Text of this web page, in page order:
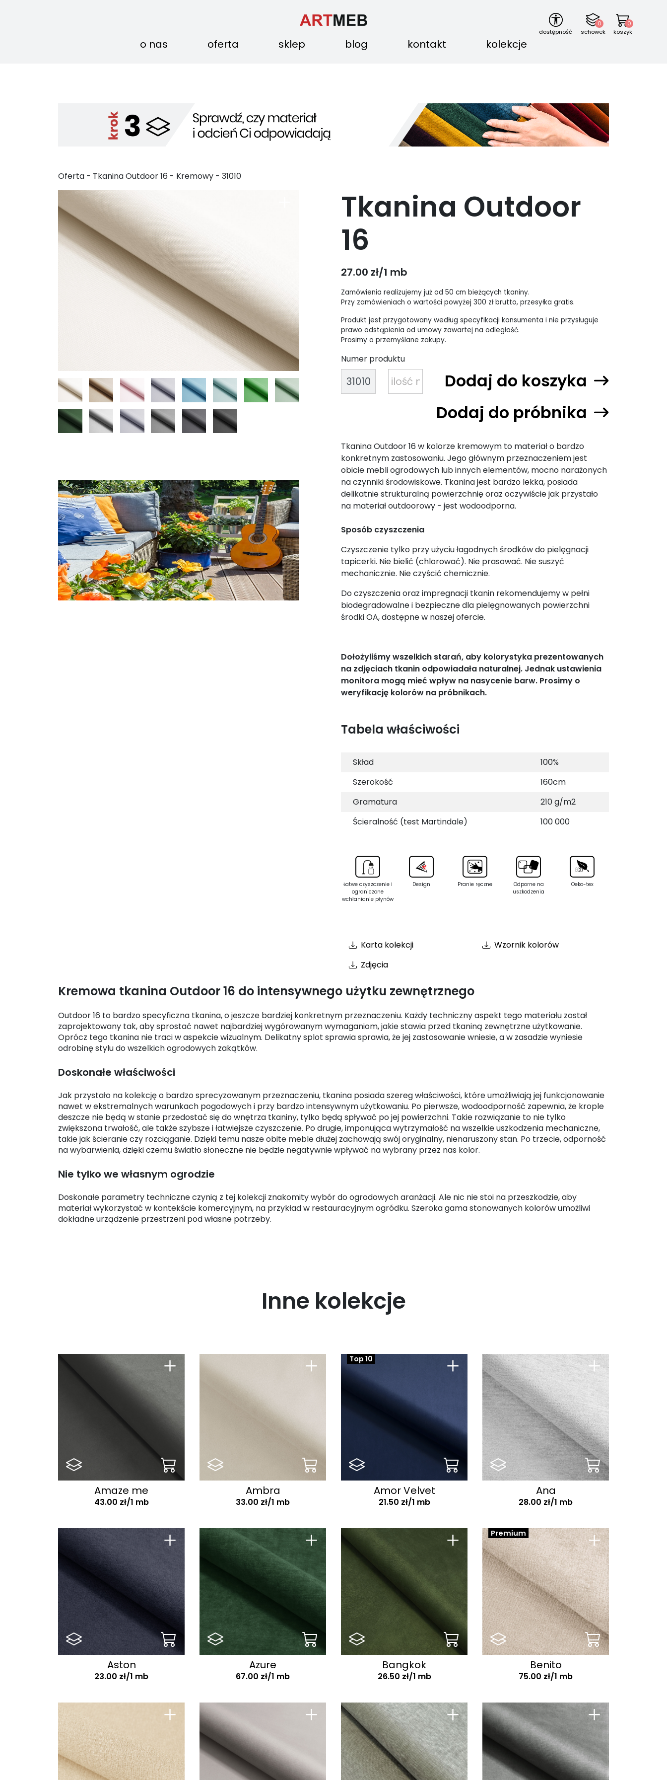
dostępność
0
schowek
0
koszyk
o nas oferta sklep blog kontakt kolekcje
Oferta - Tkanina Outdoor16 - Kremowy - 31010
Tkanina Outdoor
16
27.00 zł/1 mb
Zamówienia realizujemy już od 50 cm bieżących tkaniny.
Przy zamówieniach o wartości powyżej 300 zł brutto, przesyłka gratis.
Produkt jest przygotowany według specyfikacji konsumenta i nie przysługuje
prawo odstąpienia od umowy zawartej na odległość.
Prosimy o przemyślane zakupy.
Numer produktu
Dodaj do koszyka
Dodaj do próbnika
Tkanina Outdoor 16 w kolorze kremowym to materiał o bardzo
konkretnym zastosowaniu. Jego głównym przeznaczeniem jest
obicie mebli ogrodowych lub innych elementów, mocno narażonych
na czynniki środowiskowe. Tkanina jest bardzo lekka, posiada
delikatnie strukturalną powierzchnię oraz oczywiście jak przystało
na materiał outdoorowy - jest wodoodporna.
Sposób czyszczenia
Czyszczenie tylko przy użyciu łagodnych środków do pielęgnacji
tapicerki. Nie bielić (chlorować). Nie prasować. Nie suszyć
mechanicznie. Nie czyścić chemicznie.
Do czyszczenia oraz impregnacji tkanin rekomendujemy w pełni
biodegradowalne i bezpieczne dla pielęgnowanych powierzchni
środki OA, dostępne w naszej ofercie.
Dołożyliśmy wszelkich starań, aby kolorystyka prezentowanych
na zdjęciach tkanin odpowiadała naturalnej. Jednak ustawienia
monitora mogą mieć wpływ na nasycenie barw. Prosimy o
weryfikację kolorów na próbnikach.
Tabela właściwości
Skład
100%
Szerokość
160cm
Gramatura
210 g/m2
Ścieralność (test Martindale)
100 000
Łatwe czyszczenie i
ograniczone
wchłanianie płynów
Design Pranie ręczne
Odporne na
uszkodzenia
Oeko-tex
Karta kolekcji
Wzornik kolorów
Zdjęcia
Kremowa tkanina Outdoor 16 do intensywnego użytku zewnętrznego
Outdoor 16 to bardzo specyficzna tkanina, o jeszcze bardziej konkretnym przeznaczeniu. Każdy techniczny aspekt tego materiału został
zaprojektowany tak, aby sprostać nawet najbardziej wygórowanym wymaganiom, jakie stawia przed tkaniną zewnętrzne użytkowanie.
Oprócz tego tkanina nie traci w aspekcie wizualnym. Delikatny splot sprawia sprawia, że jej zastosowanie wniesie, a w zasadzie wyniesie
odrobinę stylu do wszelkich ogrodowych zakątków.
Doskonałe właściwości
Jak przystało na kolekcję o bardzo sprecyzowanym przeznaczeniu, tkanina posiada szereg właściwości, które umożliwiają jej funkcjonowanie
nawet w ekstremalnych warunkach pogodowych i przy bardzo intensywnym użytkowaniu. Po pierwsze, wodoodporność zapewnia, że krople
deszcze nie będą w stanie przedostać się do wnętrza tkaniny, tylko będą spływać po jej powierzchni. Takie rozwiązanie to nie tylko
zwiększona trwałość, ale także szybsze i łatwiejsze czyszczenie. Po drugie, imponująca wytrzymałość na wszelkie uszkodzenia mechaniczne,
takie jak ścieranie czy rozciąganie. Dzięki temu nasze obite meble dłużej zachowają swój oryginalny, nienaruszony stan. Po trzecie, odporność
na wybarwienia, dzięki czemu światło słoneczne nie będzie negatywnie wpływać na wybrany przez nas kolor.
Nie tylko we własnym ogrodzie
Doskonałe parametry techniczne czynią z tej kolekcji znakomity wybór do ogrodowych aranżacji. Ale nic nie stoi na przeszkodzie, aby
materiał wykorzystać w kontekście komercyjnym, na przykład w restauracyjnym ogródku. Szeroka gama stonowanych kolorów umożliwi
dokładne urządzenie przestrzeni pod własne potrzeby.
Inne kolekcje
+
Amaze me
43.00 zł/1 mb
+
Ambra
33.00 zł/1 mb
+
Top 10
Amor Velvet
21.50 zł/1 mb
+
Ana
28.00 zł/1 mb
+
Aston
23.00 zł/1 mb
+
Azure
67.00 zł/1 mb
+
Bangkok
26.50 zł/1 mb
+
Premium
Benito
75.00 zł/1 mb
+ + + +